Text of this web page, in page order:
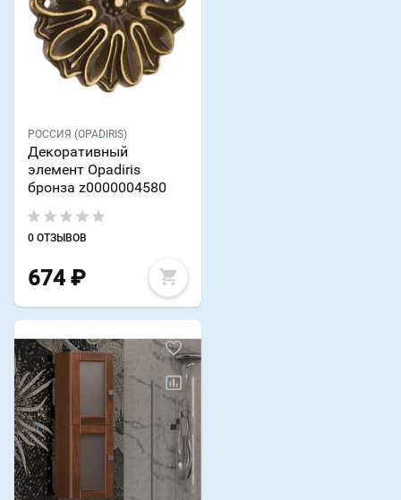
РОССИЯ (OPADIRIS)
Декоративный
элемент Opadiris
бронза z0000004580
0 ОТЗЫВОВ
674 ₽